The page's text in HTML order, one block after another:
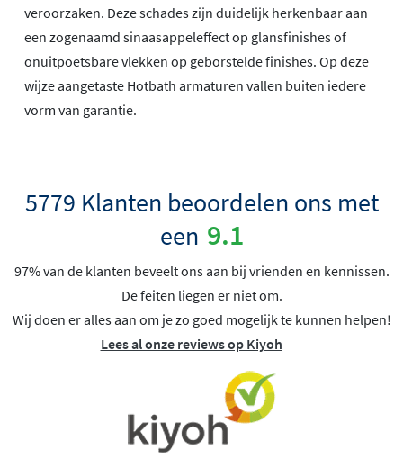
veroorzaken. Deze schades zijn duidelijk herkenbaar aan
een zogenaamd sinaasappeleffect op glansfinishes of
onuitpoetsbare vlekken op geborstelde finishes. Op deze
wijze aangetaste Hotbath armaturen vallen buiten iedere
vorm van garantie.
5779 Klanten beoordelen ons met
een 9.1
97% van de klanten beveelt ons aan bij vrienden en kennissen.
De feiten liegen er niet om.
Wij doen er alles aan om je zo goed mogelijk te kunnen helpen!
Lees al onze reviews op Kiyoh